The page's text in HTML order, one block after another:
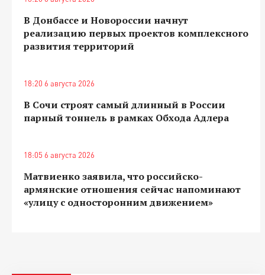
В Донбассе и Новороссии начнут
реализацию первых проектов комплексного
развития территорий
18:20 6 августа 2026
В Сочи строят самый длинный в России
парный тоннель в рамках Обхода Адлера
18:05 6 августа 2026
Матвиенко заявила, что российско-
армянские отношения сейчас напоминают
«улицу с односторонним движением»